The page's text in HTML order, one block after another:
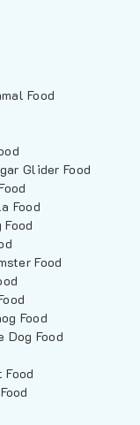
Food
Glider Food
Food
Food
Food
Dog Food